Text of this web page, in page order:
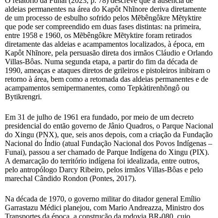
aldeias permanentes na área do Kapôt Nhĩnore deriva diretamente
de um processo de esbulho sofrido pelos Mẽbêngôkre Mẽtyktire
que pode ser compreendido em duas fases distintas: na primeira,
entre 1958 e 1960, os Mẽbêngôkre Mẽtyktire foram retirados
diretamente das aldeias e acampamentos localizados, à época, em
Kapôt Nhĩnore, pela persuasão direta dos irmãos Cláudio e Orlando
Villas-Bôas. Numa segunda etapa, a partir do fim da década de
1990, ameaças e ataques diretos de grileiros e pistoleiros inibiram o
retorno à área, bem como a retomada das aldeias permanentes e de
acampamentos semipermanentes, como Tepkàtirenhõngô ou
Bytikrengri.
Em 31 de julho de 1961 era fundado, por meio de um decreto
presidencial do então governo de Jânio Quadros, o Parque Nacional
do Xingu (PNX), que, seis anos depois, com a criação da Fundação
Nacional do Índio (atual Fundação Nacional dos Povos Indígenas –
Funai), passou a ser chamado de Parque Indígena do Xingu (PIX).
A demarcação do território indígena foi idealizada, entre outros,
pelo antropólogo Darcy Ribeiro, pelos irmãos Villas-Bôas e pelo
marechal Cândido Rondon (Pontes, 2017).
Na década de 1970, o governo militar do ditador general Emílio
Garrastazu Médici planejou, com Mario Andreazza, Ministro dos
Transportes da época, a construção da rodovia BR-080, cujo